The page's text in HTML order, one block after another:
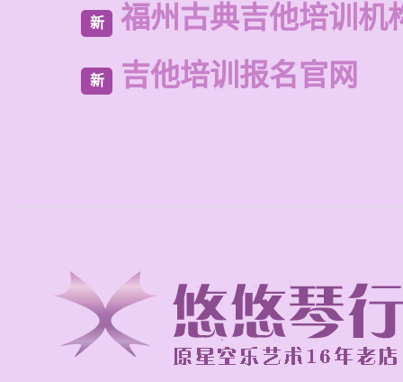
新 福州古典吉他培训机
新 吉他培训报名官网